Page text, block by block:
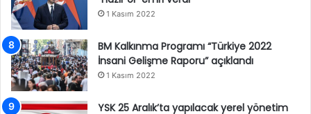
1 Kasım 2022
BM Kalkınma Programı “Türkiye 2022
İnsani Gelişme Raporu” açıklandı
1 Kasım 2022
YSK 25 Aralık’ta yapılacak yerel yönetim